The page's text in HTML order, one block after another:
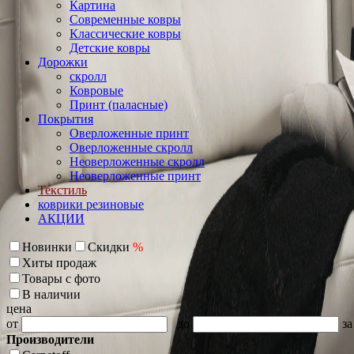
Картина
Современные ковры
Классические ковры
Детские ковры
Дорожки
скролл
Ковровые
Принт (паласные)
Покрытия
Оверложенные принт
Оверложенные скролл
Неоверложенные скролл
Неоверложенные принт
Текстиль
коврики резиновые
АКЦИИ
Новинки Скидки %
Хиты продаж
Товары с фото
В наличии
цена
от
до
Производители